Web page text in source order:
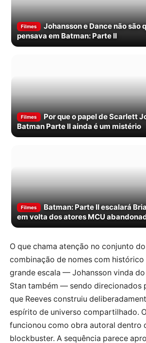
Filmes
Johansson e Dance não são
pensava em Batman: Parte II
Filmes
Por que o papel de Scarlett
Batman Parte II ainda é um mistério
Filmes
Batman: Parte II escalará
em volta dos atores MCU
O que chama atenção no conjunto
combinação de nomes com histórico
grande escala — Johansson vinda
Stan também — sendo direcionados
que Reeves construiu
espírito de universo compartilhado.
funcionou como obra autoral dentro
blockbuster. A sequência parece